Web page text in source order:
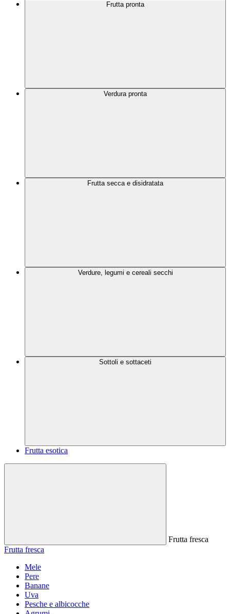
Frutta pronta
Verdura pronta
Frutta secca e disidratata
Verdure, legumi e cereali secchi
Sottoli e sottaceti
Frutta esotica
Frutta fresca
Frutta fresca
Mele
Pere
Banane
Uva
Pesche e albicocche